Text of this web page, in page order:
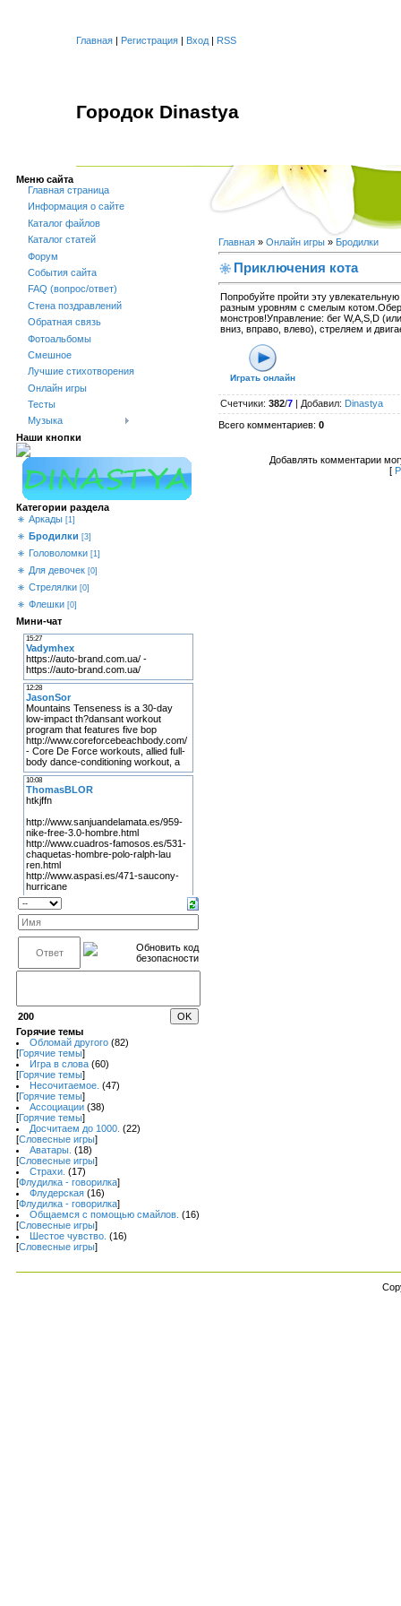
Главная | Регистрация | Вход | RSS
Городок Dinastya
Меню сайта
Главная страница
Информация о сайте
Каталог файлов
Каталог статей
Форум
События сайта
FAQ (вопрос/ответ)
Стена поздравлений
Обратная связь
Фотоальбомы
Смешное
Лучшие стихотворения
Онлайн игры
Тесты
Музыка
Наши кнопки
Категории раздела
Аркады [1]
Бродилки [3]
Головоломки [1]
Для девочек [0]
Стрелялки [0]
Флешки [0]
Мини-чат
200
Горячие темы
Обломай другого (82)
[Горячие темы]
Игра в слова (60)
[Горячие темы]
Несочитаемое. (47)
[Горячие темы]
Ассоциации (38)
[Горячие темы]
Досчитаем до 1000. (22)
[Словесные игры]
Аватары. (18)
[Словесные игры]
Страхи. (17)
[Флудилка - говорилка]
Флудерская (16)
[Флудилка - говорилка]
Общаемся с помощью смайлов. (16)
[Словесные игры]
Шестое чувство. (16)
[Словесные игры]
Главная » Онлайн игры » Бродилки
Приключения кота
Попробуйте пройти эту увлекательную
разным уровням с смелым
монстров!Управление: бег W,A,S,D
вниз, вправо, влево), стреляем и
Играть онлайн
Счетчики: 382/7 Добавил: Dinastya
Всего комментариев: 0
Добавлять комментарии
[